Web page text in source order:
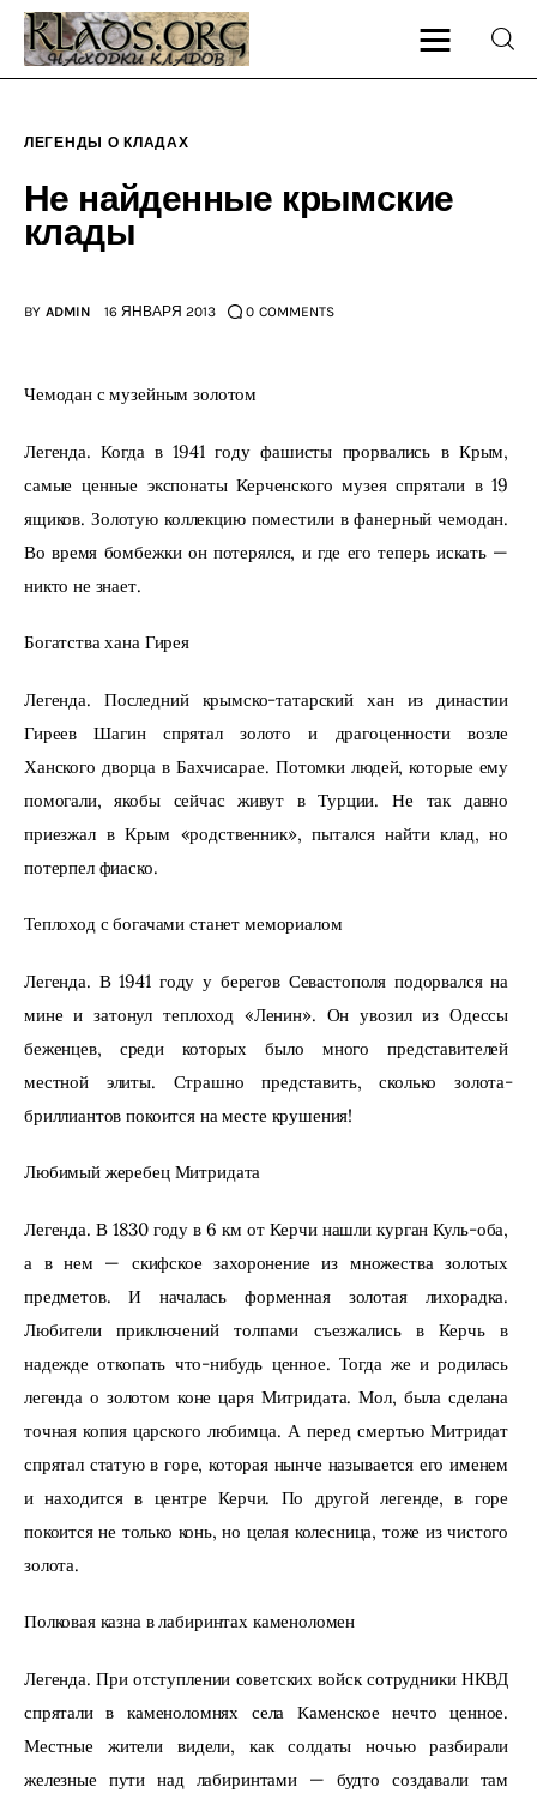
О блоге
ЛЕГЕНДЫ О КЛАДАХ
Не найденные крымские
клады
BY ADMIN 16 ЯНВАРЯ 2013 0 COMMENTS
Чемодан с музейным золотом
Легенда. Когда в 1941 году фашисты прорвались в Крым,
самые ценные экспонаты Керченского музея спрятали в 19
ящиков. Золотую коллекцию поместили в фанерный чемодан.
Во время бомбежки он потерялся, и где его теперь искать —
никто не знает.
Богатства хана Гирея
Легенда. Последний крымско-татарский хан из династии
Гиреев Шагин спрятал золото и драгоценности возле
Ханского дворца в Бахчисарае. Потомки людей, которые ему
помогали, якобы сейчас живут в Турции. Не так давно
приезжал в Крым «родственник», пытался найти клад, но
потерпел фиаско.
Теплоход с богачами станет мемориалом
Легенда. В 1941 году у берегов Севастополя подорвался на
мине и затонул теплоход «Ленин». Он увозил из Одессы
беженцев, среди которых было много представителей
местной элиты. Страшно представить, сколько золота-
бриллиантов покоится на месте крушения!
Любимый жеребец Митридата
Легенда. В 1830 году в 6 км от Керчи нашли курган Куль-оба,
а в нем — скифское захоронение из множества золотых
предметов. И началась форменная золотая лихорадка.
Любители приключений толпами съезжались в Керчь в
надежде откопать что-нибудь ценное. Тогда же и родилась
легенда о золотом коне царя Митридата. Мол, была сделана
точная копия царского любимца. А перед смертью Митридат
спрятал статую в горе, которая нынче называется его именем
и находится в центре Керчи. По другой легенде, в горе
покоится не только конь, но целая колесница, тоже из чистого
золота.
Полковая казна в лабиринтах каменоломен
Легенда. При отступлении советских войск сотрудники НКВД
спрятали в каменоломнях села Каменское нечто ценное.
Местные жители видели, как солдаты ночью разбирали
железные пути над лабиринтами — будто создавали там